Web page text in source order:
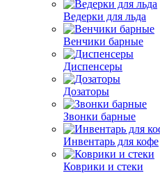
Ведерки для льда
Венчики барные
Диспенсеры
Дозаторы
Звонки барные
Инвентарь для кофе
Коврики и стеки